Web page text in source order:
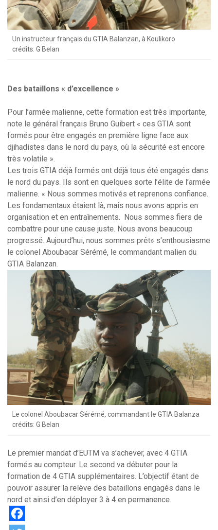
Un instructeur français du GTIA Balanzan, à Koulikoro
crédits: G Belan
Des bataillons « d’excellence »
Pour l’armée malienne, cette formation est très importante,
note le général français Bruno Guibert « ces GTIA sont
formés pour être engagés en première ligne face aux
djihadistes dans le nord du pays, où la sécurité est encore
très volatile ».
Les trois GTIA déjà formés ont déjà tous été engagés dans
le nord du pays. Ils sont en quelques sorte l’élite de l’armée
malienne. « Nous sommes motivés et reprenons confiance.
Les fondamentaux étaient là, mais nous avons appris en
organisation et en entraînements. Nous sommes fiers de
combattre pour une cause juste. Nous avons beaucoup
progressé. Aujourd’hui, nous sommes prêt» s’enthousiasme
le colonel Aboubacar Sérémé, le commandant malien du
GTIA Balanzan.
Le colonel Aboubacar Sérémé, commandant le GTIA Balanza
crédits: G Belan
Le premier mandat d’EUTM va s’achever, avec 4 GTIA
formés au compteur. Le second va débuter pour la
formation de 4 GTIA supplémentaires. L’objectif étant de
pouvoir assurer la relève des bataillons engagés dans le
nord et ainsi d’en déployer 3 à 4 en permanence.